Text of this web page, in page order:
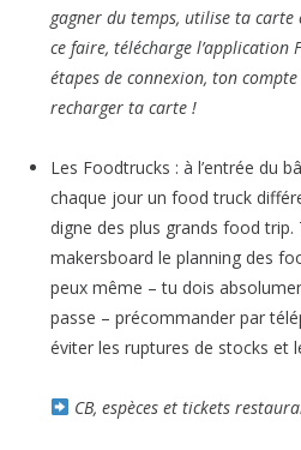
gagner du temps, utilise ta
ce faire, télécharge l’application
étapes de connexion, ton compte
recharger ta carte !
Les Foodtrucks : à l’entrée du
chaque jour un food truck
digne des plus grands food
makersboard le planning des
peux même – tu dois
passe – précommander par
éviter les ruptures de stocks et
CB, espèces et tickets